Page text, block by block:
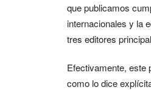
que publicamos
internacionales y la
tres editores
Efectivamente, este
como lo dice